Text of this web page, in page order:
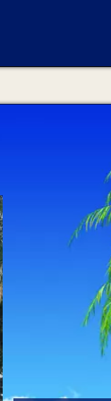
de l'Île
-
être repris
imposé sur
le véhicule
sauf cas